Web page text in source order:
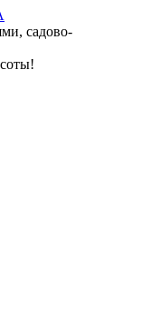
садово-